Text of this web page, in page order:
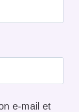
e-mail et